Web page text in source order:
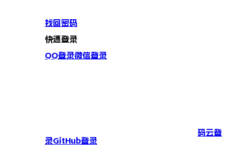
找回密码
快速登录
QQ登录微信登录
码云登
录GitHub登录